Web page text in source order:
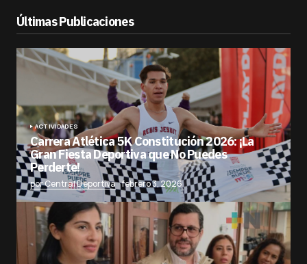
Últimas Publicaciones
ACTIVIDADES
Carrera Atlética 5K Constitución 2026: ¡La
Gran Fiesta Deportiva que No Puedes
Perderte!
por Central Deportiva febrero 3, 2026